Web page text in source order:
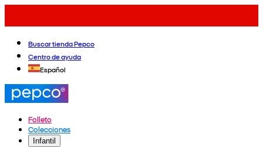
Buscar tienda Pepco
Centro de ayuda
Español
Folleto
Colecciones
Infantil